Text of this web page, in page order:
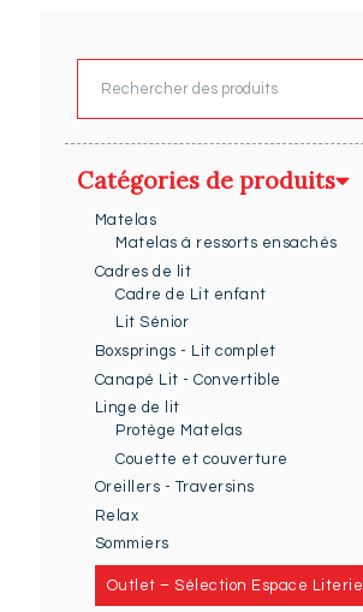
Catégories de produits
Matelas
Matelas à ressorts ensachés
Cadres de lit
Cadre de Lit enfant
Lit Sénior
Boxsprings - Lit complet
Canapé Lit - Convertible
Linge de lit
Protège Matelas
Couette et couverture
Oreillers - Traversins
Relax
Sommiers
Outlet – Sélection Espace Literie